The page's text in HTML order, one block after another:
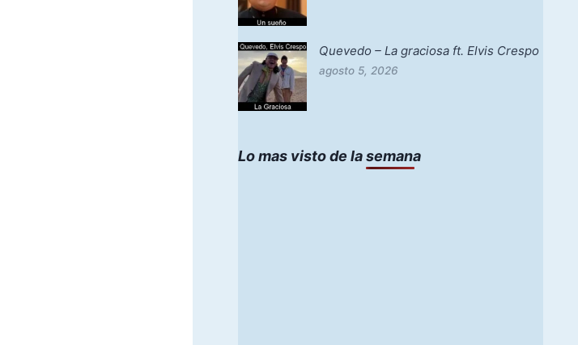
Quevedo – La graciosa ft. Elvis Crespo
agosto 5, 2026
Lo mas visto de la semana